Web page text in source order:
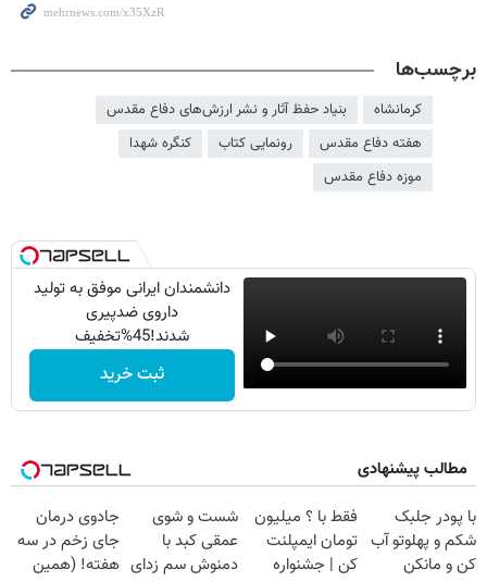
برچسب‌ها
کرمانشاه
بنیاد حفظ آثار و نشر ارزش‌های دفاع مقدس
هفته دفاع مقدس
رونمایی کتاب
کنگره شهدا
موزه دفاع مقدس
دانشمندان ایرانی موفق به تولید
داروی ضدپیری
شدند!45%تخفیف
ثبت خرید
مطالب پیشنهادی
با پودر جلبک
شکم و پهلوتو آب
کن و مانکن
فقط با ؟ میلیون
تومان ایمپلنت
کن | جشنواره
شست و شوی
عمقی کبد با
دمنوش سم زدای
جادوی درمان
جای زخم در سه
هفته! (همین